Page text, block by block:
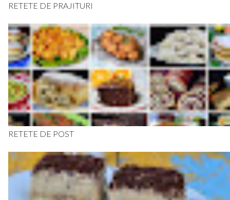
RETETE DE PRAJITURI
RETETE DE POST